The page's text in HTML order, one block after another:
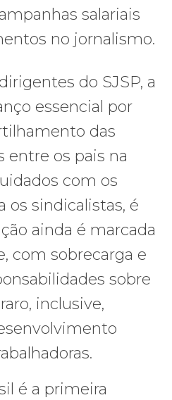
salariais
no jornalismo.
do SJSP, a
essencial por
das
entre os pais na
com os
os sindicalistas, é
ainda é marcada
com sobrecarga e
sobre
inclusive,
é a primeira